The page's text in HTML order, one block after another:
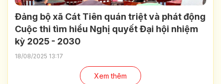
Đảng bộ xã Cát Tiên quán triệt và phát động
Cuộc thi tìm hiểu Nghị quyết Đại hội nhiệm
kỳ 2025 - 2030
18/08/2025 13:17
Xem thêm